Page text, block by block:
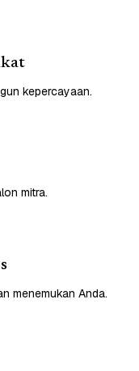
kepercayaan.
mitra.
menemukan Anda.